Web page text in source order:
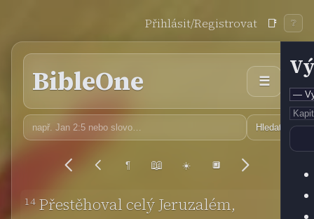
Přihlásit/Registrovat 📑 ❔
BibleOne ☰
Hledat
¶ 📖 ☀️ 🔲
14 Přestěhoval celý Jeruzalém,